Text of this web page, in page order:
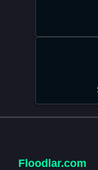
Floodlar.com